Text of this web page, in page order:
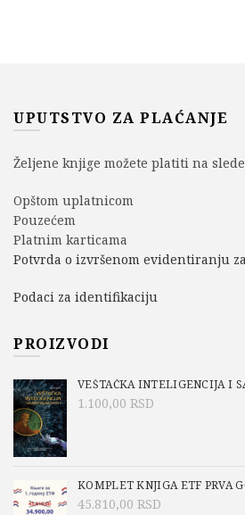
UPUTSTVO ZA PLAĆANJE
Željene knjige možete platiti na
Opštom uplatnicom
Pouzećem
Platnim karticama
Potvrda o izvršenom evidentiranju
Podaci za identifikaciju
PROIZVODI
VEŠTAČKA INTELIGENCIJA I
1.100,00 RSD
KOMPLET KNJIGA ETF PRVA
45.810,00 RSD